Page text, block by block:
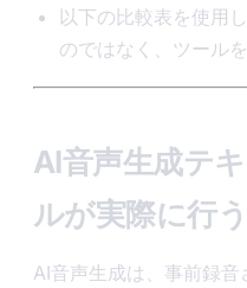
以下の比較表を使用
のではなく、ツール
AI音声生成テ
ルが実際に行
AI音声生成は、事前録